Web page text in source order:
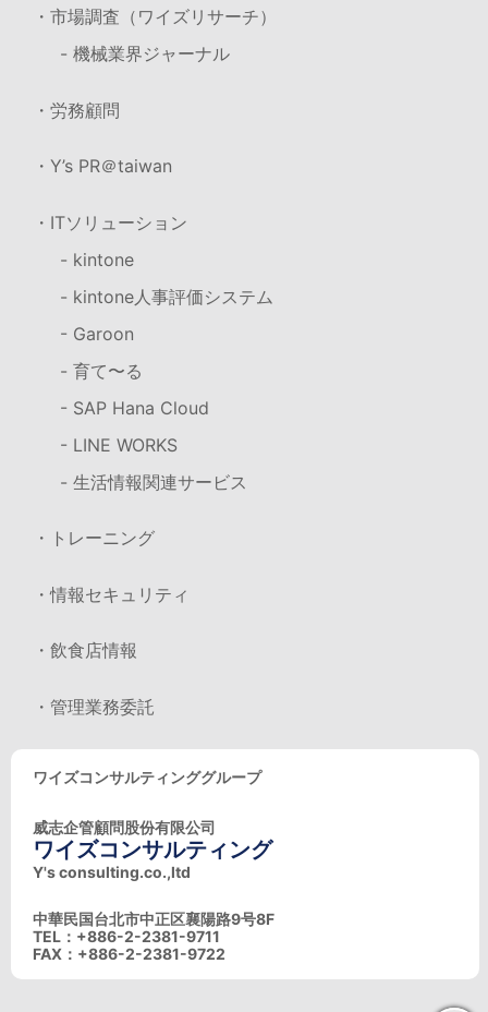
・市場調査（ワイズリサーチ）
- 機械業界ジャーナル
・労務顧問
・Y’s PR＠taiwan
・ITソリューション
- kintone
- kintone人事評価システム
- Garoon
- 育て〜る
- SAP Hana Cloud
- LINE WORKS
- 生活情報関連サービス
・トレーニング
・情報セキュリティ
・飲食店情報
・管理業務委託
ワイズコンサルティンググループ
威志企管顧問股份有限公司
ワイズコンサルティング
Y's consulting.co.,ltd
中華民国台北市中正区襄陽路9号8F
TEL：+886-2-2381-9711
FAX：+886-2-2381-9722